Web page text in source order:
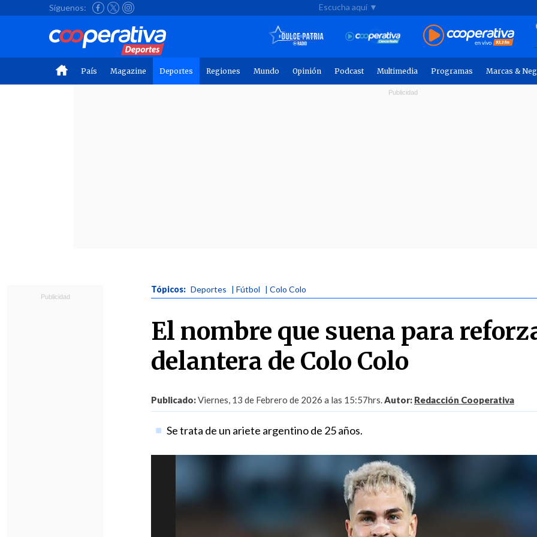
Síguenos: Escucha aquí ▼
País Magazine Deportes Regiones Mundo Opinión Podcast Multimedia Programas Marcas &
Tópicos: Deportes | Fútbol | Colo Colo
El nombre que suena para
delantera de Colo Colo
Publicado:Viernes, 13 de Febrero de 2026 a las 15:57hrs.Autor: Redacción Cooperativa
Se trata de un ariete argentino de 25 años.